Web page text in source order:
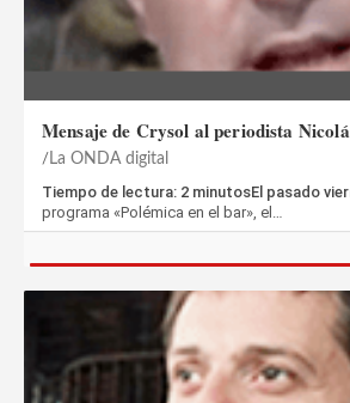
Mensaje de Crysol al periodista
La ONDA digital
Tiempo de lectura: 2 minutosEl pasado
programa «Polémica en el bar», el…